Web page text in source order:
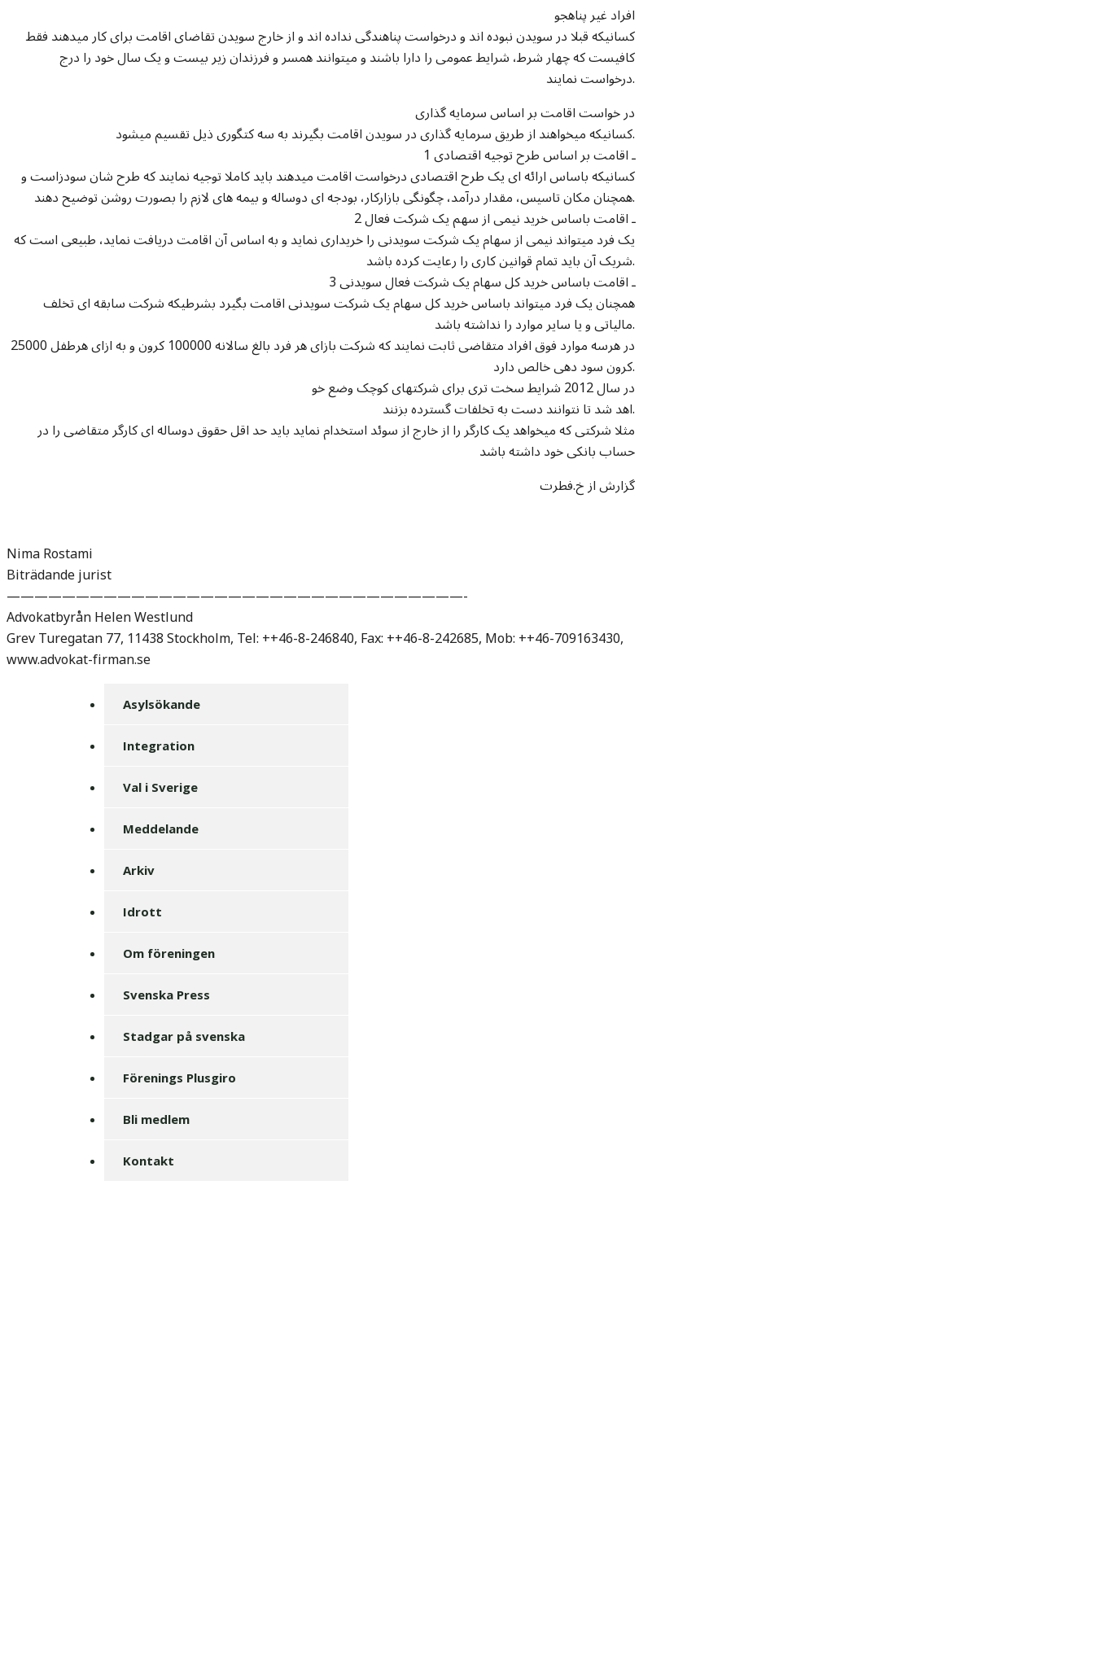
افراد غیر پناهجو
کسانیکه قبلا در سویدن نبوده اند و درخواست پناهندگی نداده اند و از خارج سویدن تقاضای اقامت برای کار میدهند فقط
کافیست که چهار شرط، شرایط عمومی را دارا باشند و میتوانند همسر و فرزندان زیر بیست و یک سال خود را درج
درخواست نمایند.
در خواست اقامت بر اساس سرمایه گذاری
کسانیکه میخواهند از طریق سرمایه گذاری در سویدن اقامت بگیرند به سه کتگوری ذیل تقسیم میشود.
1 ـ اقامت بر اساس طرح توجیه اقتصادی
کسانیکه باساس ارائه ای یک طرح اقتصادی درخواست اقامت میدهند باید کاملا توجیه نمایند که طرح شان سودزاست و
همچنان مکان تاسیس، مقدار درآمد، چگونگی بازارکار، بودجه ای دوساله و بیمه های لازم را بصورت روشن توضیح دهند.
2 ـ اقامت باساس خرید نیمی از سهم یک شرکت فعال
یک فرد میتواند نیمی از سهام یک شرکت سویدنی را خریداری نماید و به اساس آن اقامت دریافت نماید، طبیعی است که
شریک آن باید تمام قوانین کاری را رعایت کرده باشد.
3 ـ اقامت باساس خرید کل سهام یک شرکت فعال سویدنی
همچنان یک فرد میتواند باساس خرید کل سهام یک شرکت سویدنی اقامت بگیرد بشرطیکه شرکت سابقه ای تخلف
مالیاتی و یا سایر موارد را نداشته باشد.
در هرسه موارد فوق افراد متقاضی ثابت نمایند که شرکت بازای هر فرد بالغ سالانه 100000 کرون و به ازای هرطفل 25000
کرون سود دهی خالص دارد.
در سال 2012 شرایط سخت تری برای شرکتهای کوچک وضع خو
اهد شد تا نتوانند دست به تخلفات گسترده بزنند.
مثلا شرکتی که میخواهد یک کارگر را از خارج از سوئد استخدام نماید باید حد اقل حقوق دوساله ای کارگر متقاضی را در
حساب بانکی خود داشته باشد
گزارش از خ.فطرت
Nima Rostami
Biträdande jurist
—————————————————————————————————-
Advokatbyrån Helen Westlund
Grev Turegatan 77, 11438 Stockholm, Tel: ++46-8-246840, Fax: ++46-8-242685, Mob: ++46-709163430,
www.advokat-firman.se
Asylsökande
Integration
Val i Sverige
Meddelande
Arkiv
Idrott
Om föreningen
Svenska Press
Stadgar på svenska
Förenings Plusgiro
Bli medlem
Kontakt